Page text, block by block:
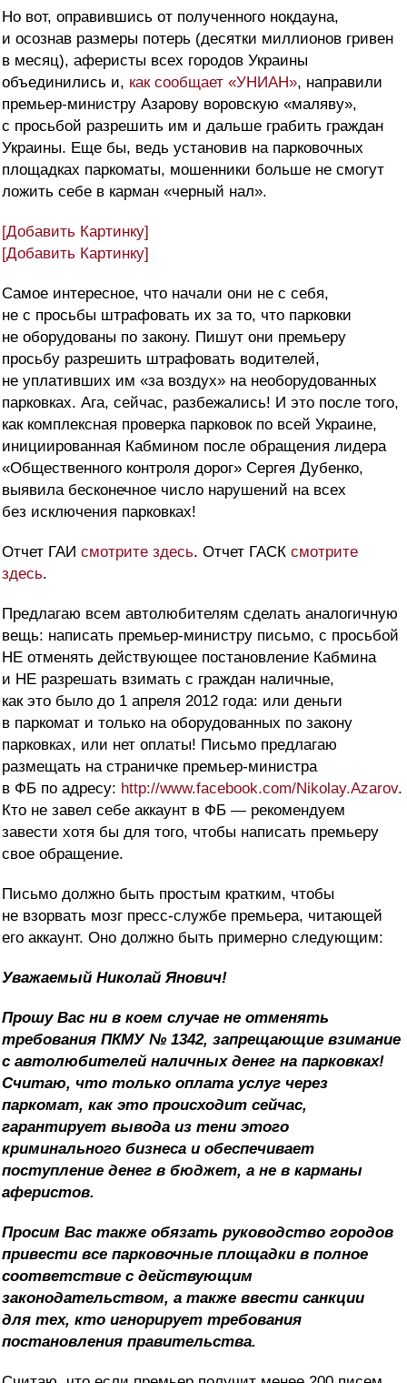
Но вот, оправившись от полученного нокдауна,
и осознав размеры потерь (десятки миллионов гривен
в месяц), аферисты всех городов Украины
объединились и, как сообщает «УНИАН», направили
премьер-министру Азарову воровскую «маляву»,
с просьбой разрешить им и дальше грабить граждан
Украины. Еще бы, ведь установив на парковочных
площадках паркоматы, мошенники больше не смогут
ложить себе в карман «черный нал».
[Добавить Картинку]
[Добавить Картинку]
Самое интересное, что начали они не с себя,
не с просьбы штрафовать их за то, что парковки
не оборудованы по закону. Пишут они премьеру
просьбу разрешить штрафовать водителей,
не уплативших им «за воздух» на необорудованных
парковках. Ага, сейчас, разбежались! И это после того,
как комплексная проверка парковок по всей Украине,
инициированная Кабмином после обращения лидера
«Общественного контроля дорог» Сергея Дубенко,
выявила бесконечное число нарушений на всех
без исключения парковках!
Отчет ГАИ смотрите здесь. Отчет ГАСК смотрите
здесь.
Предлагаю всем автолюбителям сделать аналогичную
вещь: написать премьер-министру письмо, с просьбой
НЕ отменять действующее постановление Кабмина
и НЕ разрешать взимать с граждан наличные,
как это было до 1 апреля 2012 года: или деньги
в паркомат и только на оборудованных по закону
парковках, или нет оплаты! Письмо предлагаю
размещать на страничке премьер-министра
в ФБ по адресу: http://www.facebook.com/Nikolay.Azarov.
Кто не завел себе аккаунт в ФБ — рекомендуем
завести хотя бы для того, чтобы написать премьеру
свое обращение.
Письмо должно быть простым кратким, чтобы
не взорвать мозг пресс-службе премьера, читающей
его аккаунт. Оно должно быть примерно следующим:
Уважаемый Николай Янович!
Прошу Вас ни в коем случае не отменять
требования ПКМУ № 1342, запрещающие взимание
с автолюбителей наличных денег на парковках!
Считаю, что только оплата услуг через
паркомат, как это происходит сейчас,
гарантирует вывода из тени этого
криминального бизнеса и обеспечивает
поступление денег в бюджет, а не в карманы
аферистов.
Просим Вас также обязать руководство городов
привести все парковочные площадки в полное
соответствие с действующим
законодательством, а также ввести санкции
для тех, кто игнорирует требования
постановления правительства.